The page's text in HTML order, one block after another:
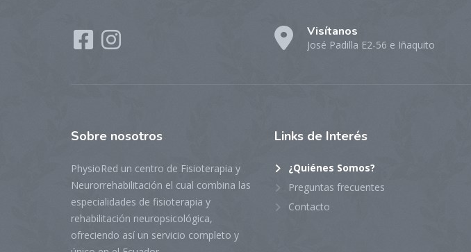
Visítanos
José Padilla E2-56 e Iñaquito
Sobre nosotros
PhysioRed un centro de Fisioterapia y
Neurorrehabilitación el cual combina las
especialidades de fisioterapia y
rehabilitación neuropsicológica,
ofreciendo así un servicio completo y
Links de Interés
¿Quiénes Somos?
Preguntas frecuentes
Contacto